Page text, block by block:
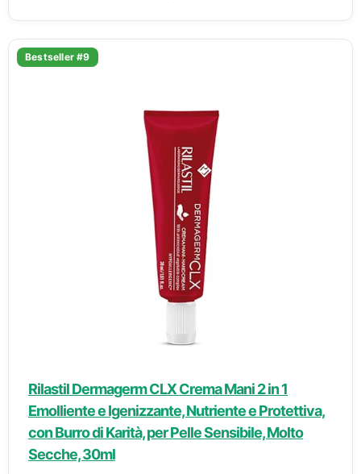
Bestseller #9
Rilastil Dermagerm CLX Crema Mani 2 in 1
Emolliente e Igenizzante, Nutriente e Protettiva,
con Burro di Karità, per Pelle Sensibile, Molto
Secche, 30ml